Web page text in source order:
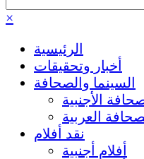
×
الرئيسية
أخبار وتحقيقات
السينما والصحافة
الأجنبية
العربية
نقد أفلام
أفلام أجنبية